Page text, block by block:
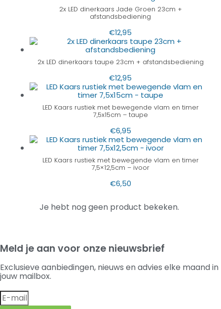
2x LED dinerkaars Jade Groen 23cm +
afstandsbediening
€12,95
2x LED dinerkaars taupe 23cm + afstandsbediening
€12,95
LED Kaars rustiek met bewegende vlam en timer
7,5x15cm – taupe
€6,95
LED Kaars rustiek met bewegende vlam en timer
7,5×12,5cm – ivoor
€6,50
Je hebt nog geen product bekeken.
Meld je aan voor onze nieuwsbrief
Exclusieve aanbiedingen, nieuws en advies elke maand in
jouw mailbox.